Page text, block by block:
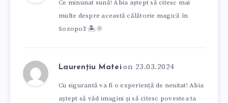
Ce minunat sună! Abia aștept să citesc mai
multe despre această călătorie magică în
Sozopol! 🏝️🌞
Laurențiu Matei on 23.03.2024
Cu sigurantă va fi o experiență de neuitat! Abia
aștept să văd imagini și să citesc povestea ta